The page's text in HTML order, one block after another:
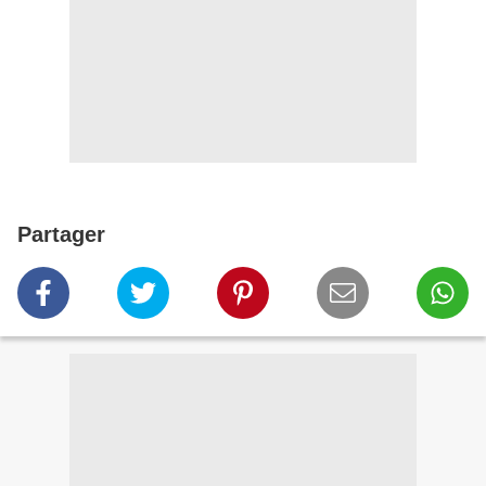
Partager